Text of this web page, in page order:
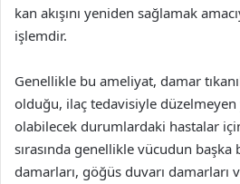
kan akışını yeniden sağlamak
işlemdir.
Genellikle bu ameliyat, damar
olduğu, ilaç tedavisiyle
olabilecek durumlardaki hastalar
sırasında genellikle vücudun
damarları, göğüs duvarı damarları